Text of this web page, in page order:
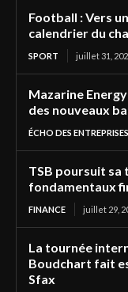
Football : Vers
calendrier du
SPORT juillet 31,
Mazarine
des nouveaux
ÉCHO DES ENTREPRISES
TSB poursuit
fondamentaux
FINANCE juillet 29,
La tournée
Boudchart fait
Sfax